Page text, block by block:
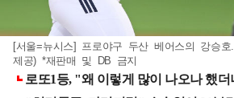
[서울=뉴시스] 프로야구 두산 베어스의 강승
제공) *재판매 및 DB 금지